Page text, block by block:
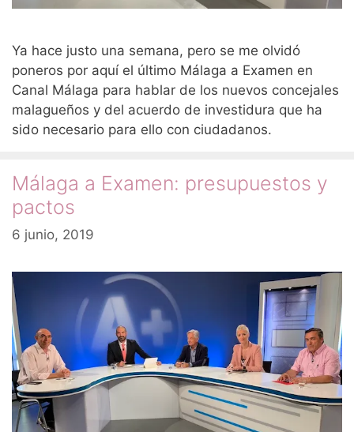
Ya hace justo una semana, pero se me olvidó
poneros por aquí el último Málaga a Examen en
Canal Málaga para hablar de los nuevos concejales
malagueños y del acuerdo de investidura que ha
sido necesario para ello con ciudadanos.
Málaga a Examen: presupuestos y
pactos
6 junio, 2019